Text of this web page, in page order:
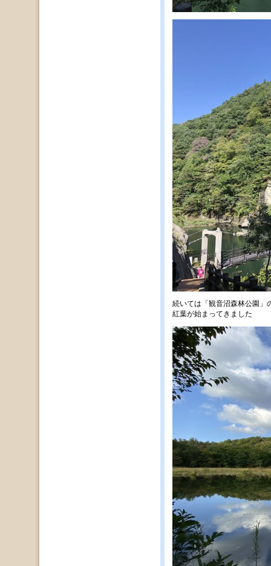
続いては「観音沼森林公園」
紅葉が始まってきました